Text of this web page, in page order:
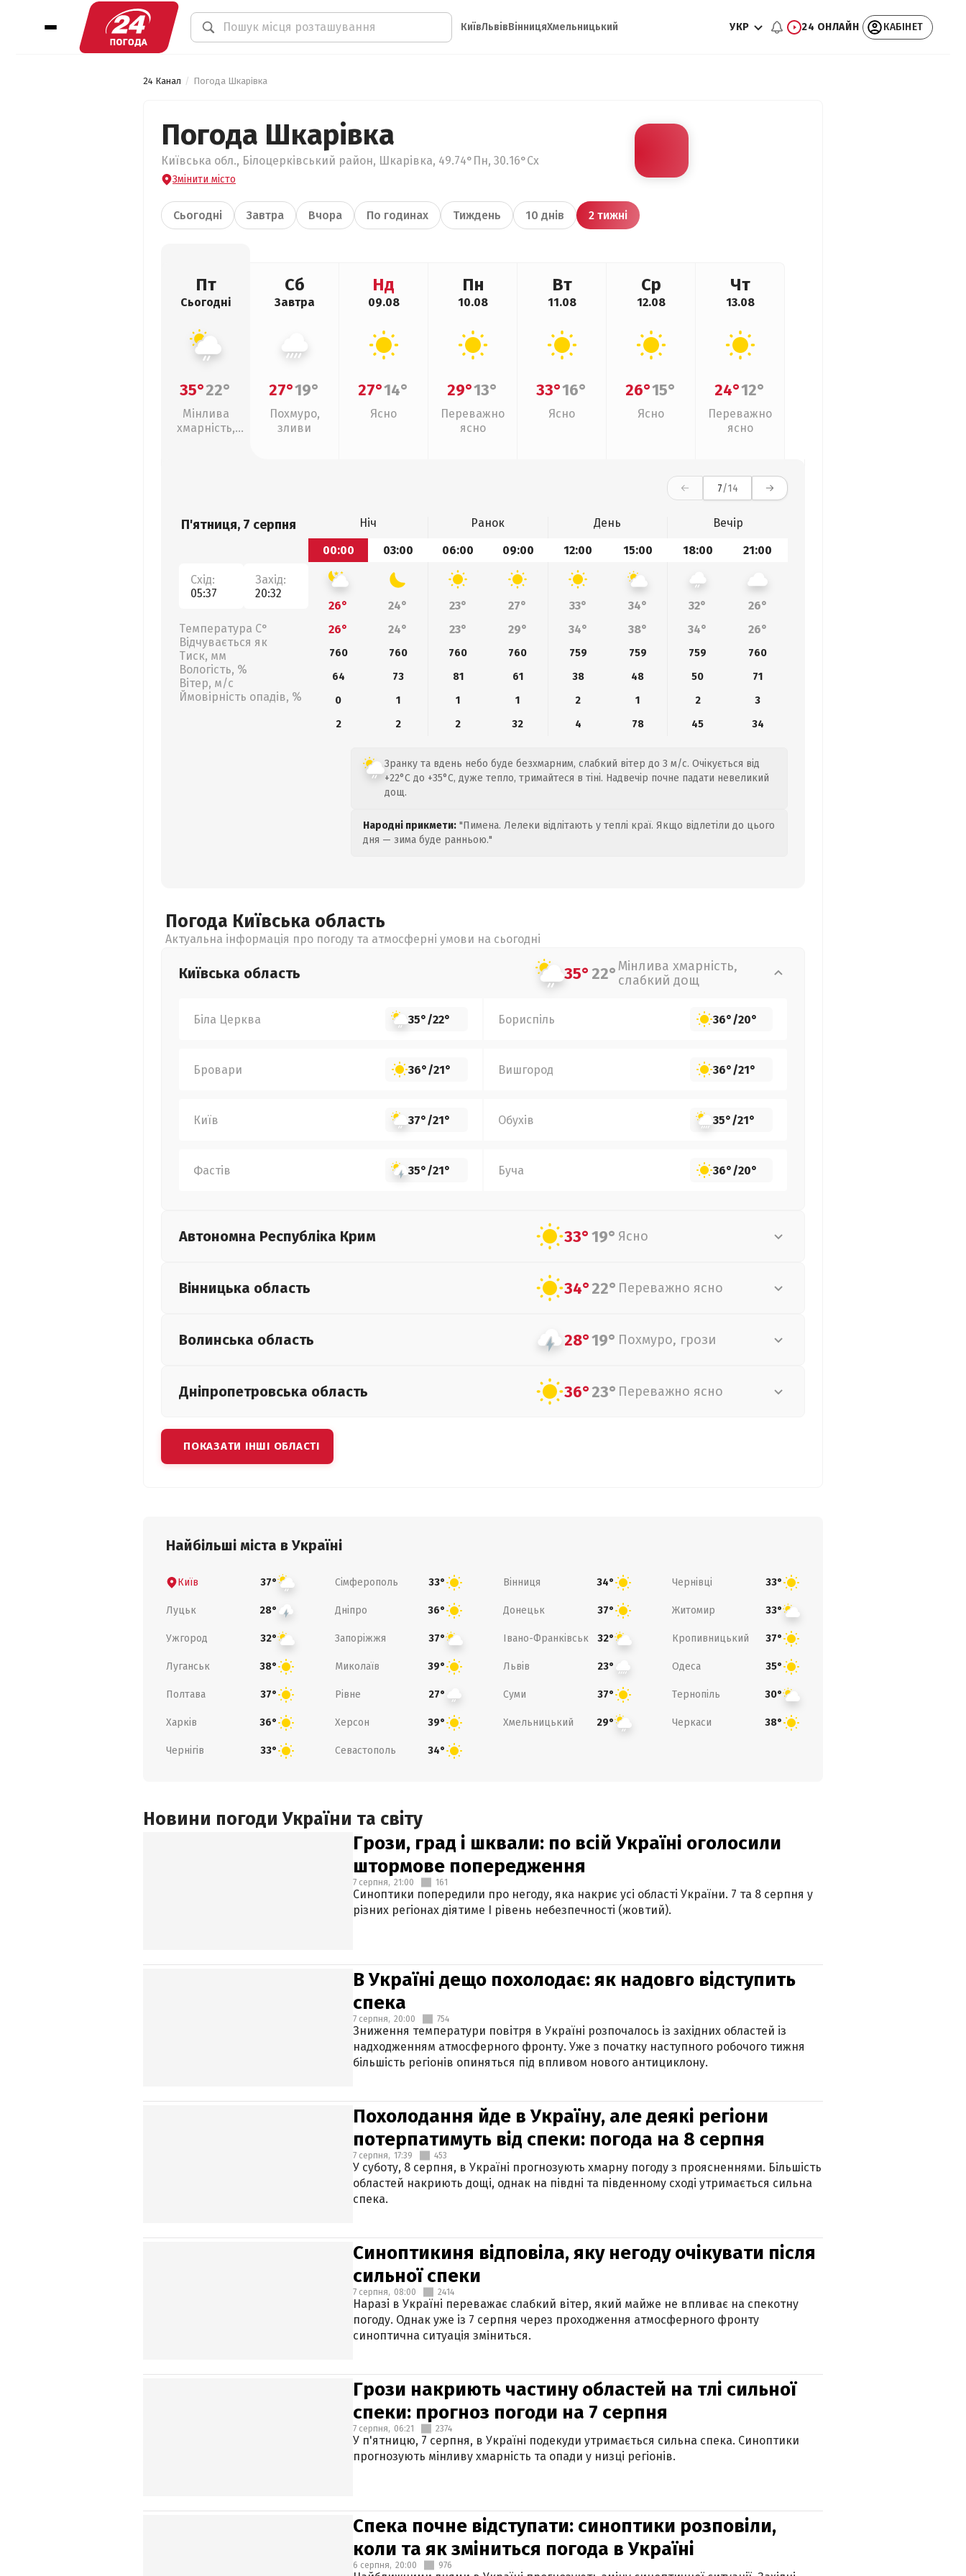
КиївЛьвівВінницяХмельницький УКР 24 ОНЛАЙН КАБІНЕТ
24 Канал Погода Шкарівка
Погода Шкарівка
Київська обл., Білоцерківський район, Шкарівка, 49.74°Пн, 30.16°Сх
Змінити місто
Сьогодні Завтра Вчора По годинах Тиждень 10 днів 2 тижні
Пт
Сьогодні
35°22°
Мінлива
хмарність,
Сб
Завтра
27°19°
Похмуро,
зливи
Нд
09.08
27°14°
Ясно
Пн
10.08
29°13°
Переважно
ясно
Вт
11.08
33°16°
Ясно
Ср
12.08
26°15°
Ясно
Чт
13.08
24°12°
Переважно
ясно
7/14
П'ятниця, 7 серпня
Схід:
05:37
Захід:
20:32
Температура С°
Відчувається як
Тиск, мм
Вологість, %
Вітер, м/с
Ймовірність опадів, %
Ніч Ранок День
Вечір
00:00
03:00 06:00 09:00 12:00 15:00 18:00 21:00
26° 24° 23° 27° 33° 34° 32°
26°
26°
24° 23° 29° 34° 38° 34° 26°
760 760 760 760 759 759 759
760
64
73 81 61 38 48 50
71
0
1 1 1 2 1 2
3
2
2 2 32 4 78 45 34
Зранку та вдень небо буде безхмарним, слабкий вітер до 3 м/с. Очікується від
+22°C до +35°C, дуже тепло, тримайтеся в тіні. Надвечір почне падати невеликий
дощ.
Народні прикмети: "Пимена. Лелеки відлітають у теплі краї. Якщо відлетіли до цього
дня — зима буде ранньою."
Погода Київська область
Актуальна інформація про погоду та атмосферні умови на сьогодні
Київська область 35°22°Мінлива хмарність,
слабкий дощ
Біла Церква 35°/22° Бориспіль 36°/20°
Бровари 36°/21° Вишгород 36°/21°
Київ 37°/21° Обухів 35°/21°
Фастів 35°/21° Буча 36°/20°
Автономна Республіка Крим 33°19° Ясно
Вінницька область 34°22° Переважно ясно
Волинська область 28°19° Похмуро, грози
Дніпропетровська область 36°23° Переважно ясно
ПОКАЗАТИ ІНШІ ОБЛАСТІ
Найбільші міста в Україні
Київ 37° Сімферополь 33° Вінниця 34° Чернівці 33°
Луцьк 28° Дніпро 36° Донецьк 37° Житомир 33°
Ужгород 32° Запоріжжя 37° Івано-Франківськ 32° Кропивницький 37°
Луганськ 38° Миколаїв 39° Львів 23° Одеса 35°
Полтава 37° Рівне 27° Суми 37° Тернопіль 30°
Харків 36° Херсон 39° Хмельницький 29° Черкаси 38°
Чернігів 33° Севастополь 34°
Новини погоди України та світу
Грози, град і шквали: по всій Україні оголосили
штормове попередження
7 серпня, 21:00 161
Синоптики попередили про негоду, яка накриє усі області України. 7 та 8 серпня у
різних регіонах діятиме І рівень небезпечності (жовтий).
В Україні дещо похолодає: як надовго відступить
спека
7 серпня, 20:00 754
Зниження температури повітря в Україні розпочалось із західних областей із
надходженням атмосферного фронту. Уже з початку наступного робочого тижня
більшість регіонів опиняться під впливом нового антициклону.
Похолодання йде в Україну, але деякі регіони
потерпатимуть від спеки: погода на 8 серпня
7 серпня, 17:39 453
У суботу, 8 серпня, в Україні прогнозують хмарну погоду з проясненнями. Більшість
областей накриють дощі, однак на півдні та південному сході утримається сильна
спека.
Синоптикиня відповіла, яку негоду очікувати після
сильної спеки
7 серпня, 08:00 2414
Наразі в Україні переважає слабкий вітер, який майже не впливає на спекотну
погоду. Однак уже із 7 серпня через проходження атмосферного фронту
синоптична ситуація зміниться.
Грози накриють частину областей на тлі сильної
спеки: прогноз погоди на 7 серпня
7 серпня, 06:21 2374
У п'ятницю, 7 серпня, в Україні подекуди утримається сильна спека. Синоптики
прогнозують мінливу хмарність та опади у низці регіонів.
Спека почне відступати: синоптики розповіли,
коли та як зміниться погода в Україні
6 серпня, 20:00 976